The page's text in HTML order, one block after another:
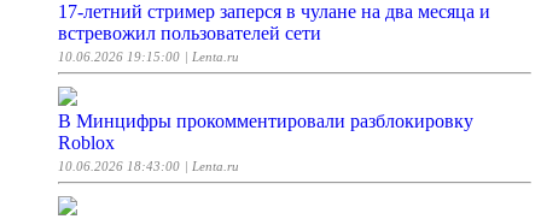
17-летний стример заперся в чулане на два месяца и
встревожил пользователей сети
10.06.2026 19:15:00 | Lenta.ru
В Минцифры прокомментировали разблокировку
Roblox
10.06.2026 18:43:00 | Lenta.ru